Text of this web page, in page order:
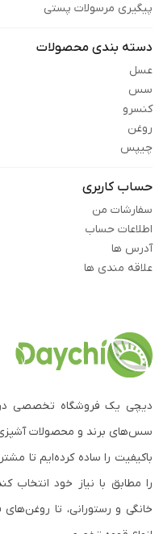
پیگیری مرسولات پستی
دسته بندی محصولات
عسل
سس
کنسرو
روغن
چیپس
حساب کاربری
سفارشات من
اطلاعات حساب
آدرس ها
علاقه مندی ها
دیچی یک فروشگاه تخصصی در
سس‌های برند و محصولات آشپزی
باکیفیت را ساده کرده‌ایم تا
را مطابق با نیاز خود
خانگی و رستورانی، تا روغن‌های